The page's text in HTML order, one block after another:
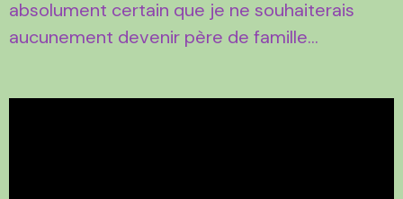
absolument certain que je ne souhaiterais
aucunement devenir père de famille...